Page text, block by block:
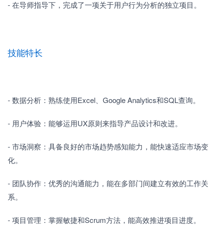
- 在导师指导下，完成了一项关于用户行为分析的独立项目。
技能特长
- 数据分析：熟练使用Excel、Google Analytics和SQL查询。
- 用户体验：能够运用UX原则来指导产品设计和改进。
- 市场洞察：具备良好的市场趋势感知能力，能快速适应市场变
化。
- 团队协作：优秀的沟通能力，能在多部门间建立有效的工作关
系。
- 项目管理：掌握敏捷和Scrum方法，能高效推进项目进度。